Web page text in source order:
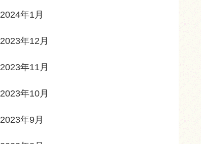
2024年1月
2023年12月
2023年11月
2023年10月
2023年9月